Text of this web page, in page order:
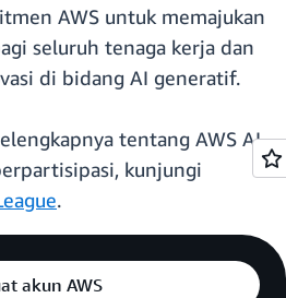
AWS untuk memajukan
seluruh tenaga kerja dan
di bidang AI generatif.
tentang AWS AI
kunjungi
.
akun AWS